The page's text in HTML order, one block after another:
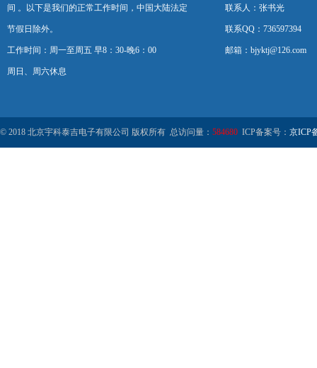
间 。以下是我们的正常工作时间，中国大陆法定
节假日除外。
工作时间：周一至周五 早8：30-晚6：00
周日、周六休息
联系人：张书光
联系QQ：736597394
邮箱：bjyktj@126.com
© 2018 北京宇科泰吉电子有限公司 版权所有 总访问量： 584680 ICP备案号： 京ICP